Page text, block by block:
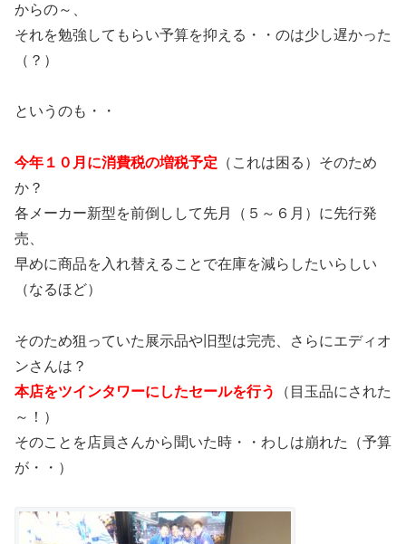
からの～、
それを勉強してもらい予算を抑える・・のは少し遅かった
（？）
というのも・・
今年１０月に消費税の増税予定 （これは困る）そのため
か？
各メーカー新型を前倒しして先月（５～６月）に先行発
売、
早めに商品を入れ替えることで在庫を減らしたいらしい
（なるほど）
そのため狙っていた展示品や旧型は完売、さらにエディオ
ンさんは？
本店をツインタワーにしたセールを行う
（目玉品にされた
～！）
そのことを店員さんから聞いた時・・わしは崩れた（予算
が・・）